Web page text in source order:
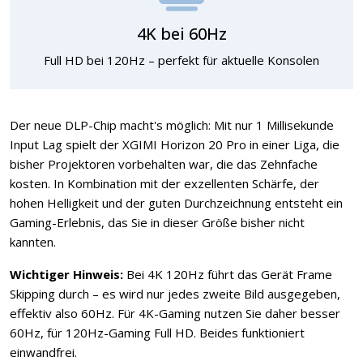
4K bei 60Hz
Full HD bei 120Hz – perfekt für aktuelle Konsolen
Der neue DLP-Chip macht's möglich: Mit nur 1 Millisekunde
Input Lag spielt der XGIMI Horizon 20 Pro in einer Liga, die
bisher Projektoren vorbehalten war, die das Zehnfache
kosten. In Kombination mit der exzellenten Schärfe, der
hohen Helligkeit und der guten Durchzeichnung entsteht ein
Gaming-Erlebnis, das Sie in dieser Größe bisher nicht
kannten.
Wichtiger Hinweis: Bei 4K 120Hz führt das Gerät Frame
Skipping durch – es wird nur jedes zweite Bild ausgegeben,
effektiv also 60Hz. Für 4K-Gaming nutzen Sie daher besser
60Hz, für 120Hz-Gaming Full HD. Beides funktioniert
einwandfrei.